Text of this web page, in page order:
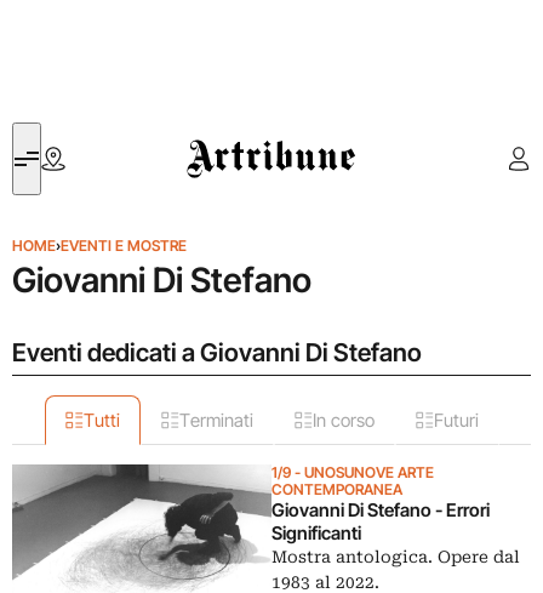
Artribune
HOME›EVENTI E MOSTRE
Giovanni Di Stefano
Eventi dedicati a Giovanni Di Stefano
Tutti Terminati In corso Futuri
1/9 - UNOSUNOVE ARTE
CONTEMPORANEA
Giovanni Di Stefano - Errori
Significanti
Mostra antologica. Opere dal
1983 al 2022.